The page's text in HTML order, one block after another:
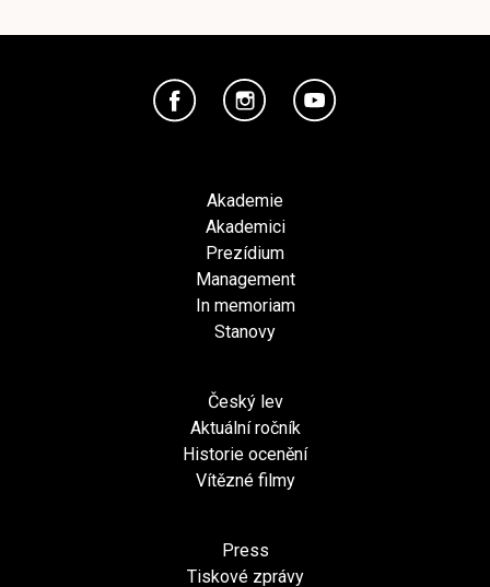
Akademie
Akademici
Prezídium
Management
In memoriam
Stanovy
Český lev
Aktuální ročník
Historie ocenění
Vítězné filmy
Press
Tiskové zprávy